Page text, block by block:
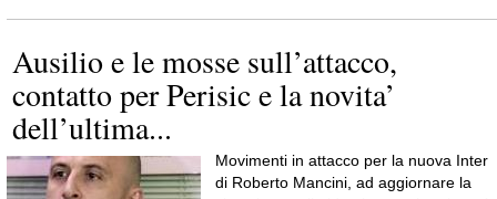
Ausilio e le mosse sull’attacco,
contatto per Perisic e la novita’
dell’ultima...
Movimenti in attacco per la nuova Inter
di Roberto Mancini, ad aggiornare la